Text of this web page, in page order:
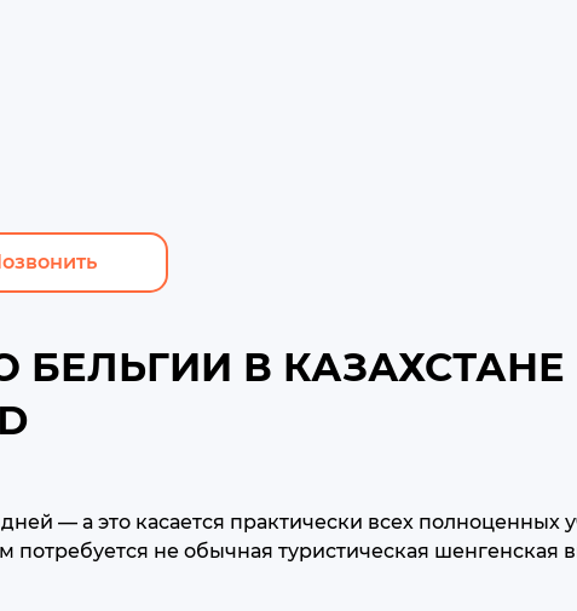
БЕЛЬГИИ В
— а это касается практически всех
не обычная туристическая шенгенская